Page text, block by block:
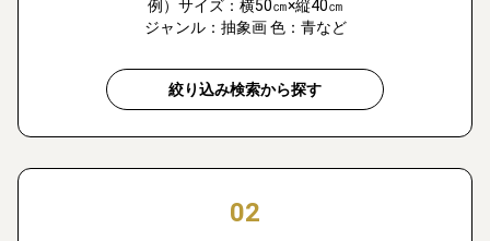
例）サイズ：横50㎝×縦40㎝
ジャンル：抽象画 色：青など
絞り込み検索から探す
02